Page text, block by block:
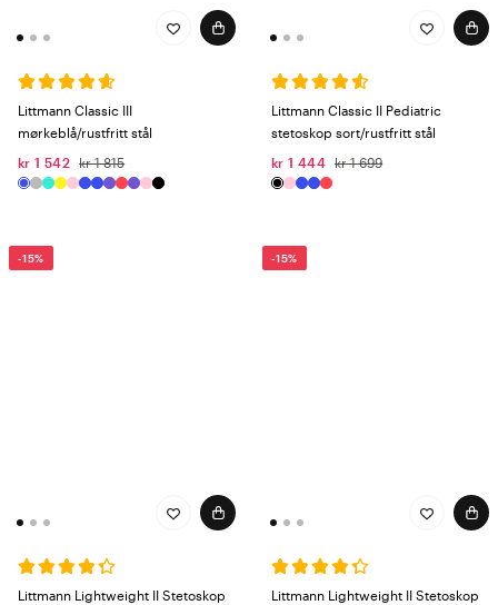
Littmann Classic III
mørkeblå/rustfritt stål
kr 1 542 kr 1 815
Littmann Classic II Pediatric
stetoskop sort/rustfritt stål
kr 1 444 kr 1 699
-15%
Littmann Lightweight II Stetoskop
-15%
Littmann Lightweight II Stetoskop